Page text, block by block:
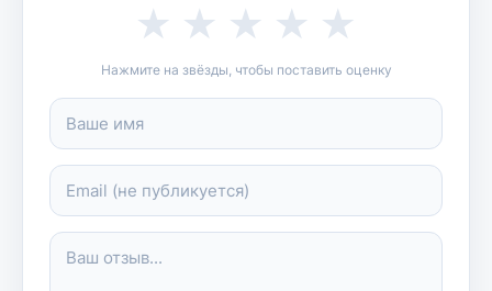
★
★
★
★
★
Нажмите на звёзды, чтобы поставить оценку